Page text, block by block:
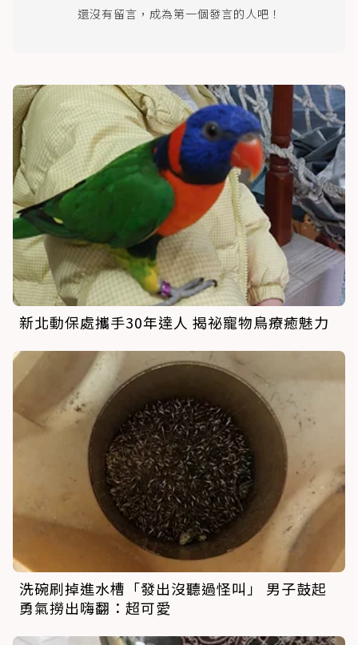
還沒有留言，成為第一個發言的人吧！
新北動保處攜手30年達人 揭祕寵物鳥療癒魅力
洗碗刷掉進水槽「發出沒聽過怪叫」 男子鼓起
勇氣撈出嗨翻：超可愛